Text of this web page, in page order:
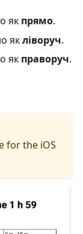
як прямо.
якліворуч.
як праворуч.
for the iOS